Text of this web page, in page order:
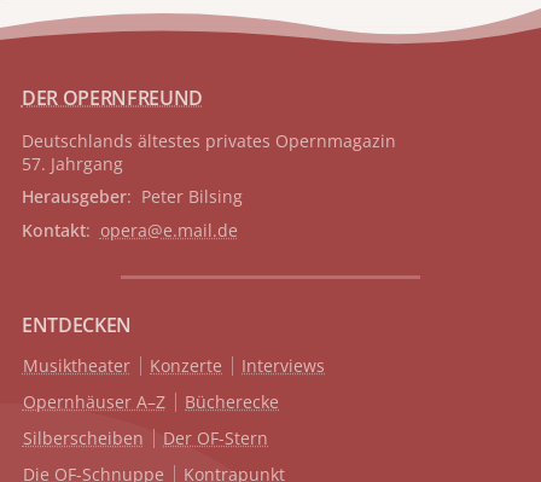
DER OPERNFREUND
Deutschlands ältestes privates Opernmagazin
57. Jahrgang
Herausgeber: Peter Bilsing
Kontakt: opera@e.mail.de
ENTDECKEN
Musiktheater Konzerte
Interviews
Opernhäuser A–Z
Bücherecke
Silberscheiben
Der OF-Stern
Die OF-Schnuppe
Kontrapunkt